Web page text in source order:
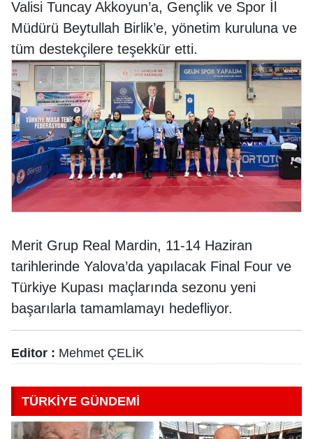
Valisi Tuncay Akkoyun’a, Gençlik ve Spor İl
Müdürü Beytullah Birlik’e, yönetim kuruluna ve
tüm destekçilere teşekkür etti.
Merit Grup Real Mardin, 11-14 Haziran
tarihlerinde Yalova’da yapılacak Final Four ve
Türkiye Kupası maçlarında sezonu yeni
başarılarla tamamlamayı hedefliyor.
Editor : Mehmet ÇELİK
TÜRKİYE GÜNDEMİ